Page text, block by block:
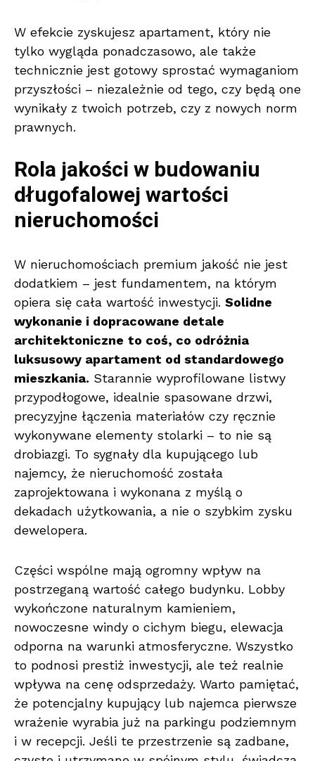
W efekcie zyskujesz apartament, który nie
tylko wygląda ponadczasowo, ale także
technicznie jest gotowy sprostać wymaganiom
przyszłości – niezależnie od tego, czy będą one
wynikały z twoich potrzeb, czy z nowych norm
prawnych.
Rola jakości w budowaniu
długofalowej wartości
nieruchomości
W nieruchomościach premium jakość nie jest
dodatkiem – jest fundamentem, na którym
opiera się cała wartość inwestycji. Solidne
wykonanie i dopracowane detale
architektoniczne to coś, co odróżnia
luksusowy apartament od standardowego
mieszkania. Starannie wyprofilowane listwy
przypodłogowe, idealnie spasowane drzwi,
precyzyjne łączenia materiałów czy ręcznie
wykonywane elementy stolarki – to nie są
drobiazgi. To sygnały dla kupującego lub
najemcy, że nieruchomość została
zaprojektowana i wykonana z myślą o
dekadach użytkowania, a nie o szybkim zysku
dewelopera.
Części wspólne mają ogromny wpływ na
postrzeganą wartość całego budynku. Lobby
wykończone naturalnym kamieniem,
nowoczesne windy o cichym biegu, elewacja
odporna na warunki atmosferyczne. Wszystko
to podnosi prestiż inwestycji, ale też realnie
wpływa na cenę odsprzedaży. Warto pamiętać,
że potencjalny kupujący lub najemca pierwsze
wrażenie wyrabia już na parkingu podziemnym
i w recepcji. Jeśli te przestrzenie są zadbane,